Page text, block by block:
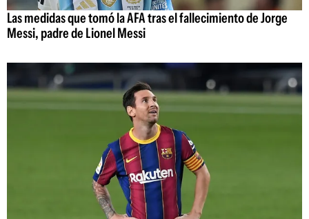
Las medidas que tomó la AFA tras el fallecimiento de Jorge
Messi, padre de Lionel Messi